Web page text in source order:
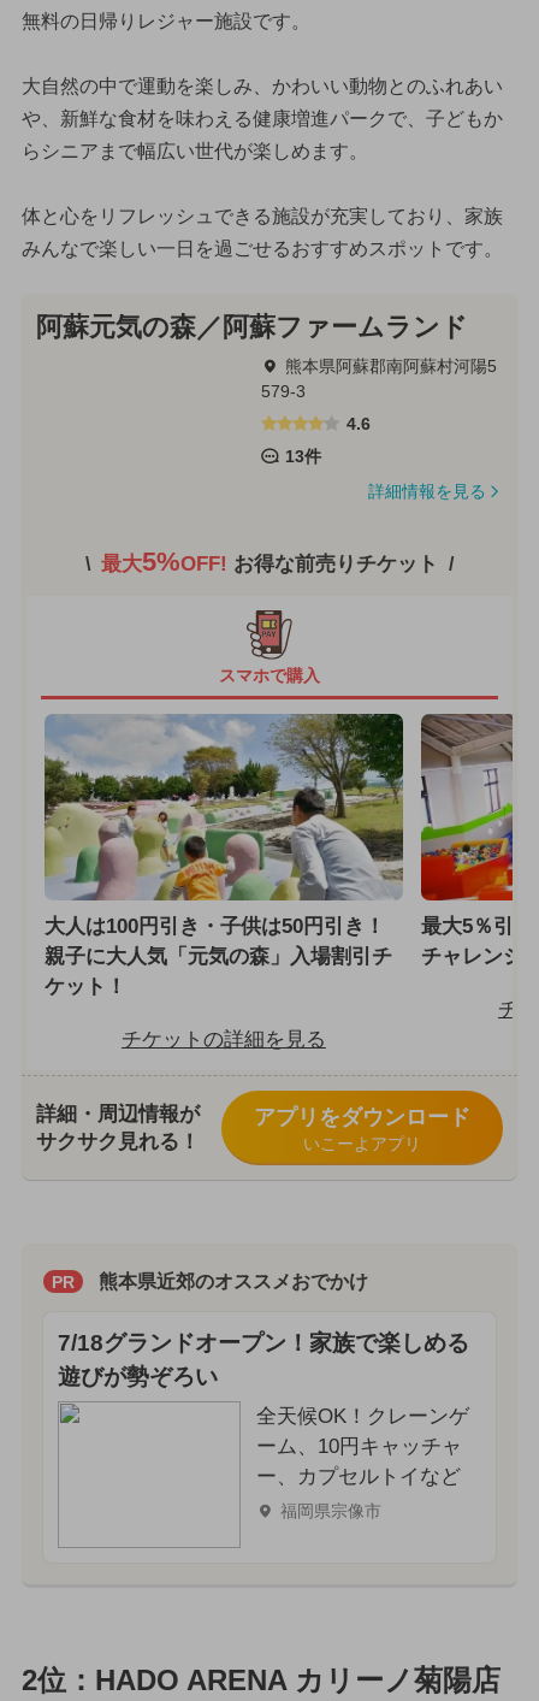
無料の日帰りレジャー施設です。
大自然の中で運動を楽しみ、かわいい動物とのふれあい
や、新鮮な食材を味わえる健康増進パークで、子どもか
らシニアまで幅広い世代が楽しめます。
体と心をリフレッシュできる施設が充実しており、家族
みんなで楽しい一日を過ごせるおすすめスポットです。
阿蘇元気の森／阿蘇ファームランド
熊本県阿蘇郡南阿蘇村河陽5
579-3
4.6
13件
詳細情報を見る
最大5%OFF! お得な前売りチケット
スマホで購入
大人は100円引き・子供は50円引き！
親子に大人気「元気の森」入場割引チ
ケット！
チケットの詳細を見る
最大5％引
チャレンジ
チ
詳細・周辺情報が
サクサク見れる！
アプリをダウンロード
いこーよアプリ
PR 熊本県近郊のオススメおでかけ
7/18グランドオープン！家族で楽しめる
遊びが勢ぞろい
全天候OK！クレーンゲ
ーム、10円キャッチャ
ー、カプセルトイなど
福岡県宗像市
2位：HADO ARENA カリーノ菊陽店